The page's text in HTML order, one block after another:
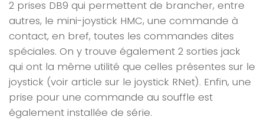
2 prises DB9 qui permettent de brancher, entre
autres, le mini-joystick HMC, une commande à
contact, en bref, toutes les commandes dites
spéciales. On y trouve également 2 sorties jack
qui ont la même utilité que celles présentes sur le
joystick (voir article sur le joystick RNet). Enfin, une
prise pour une commande au souffle est
également installée de série.